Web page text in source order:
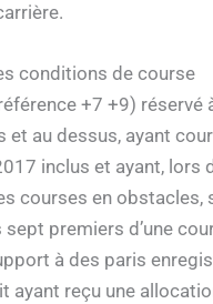
conditions de course
+7 +9) réservé
et au dessus, ayant
inclus et ayant, lors
courses en obstacles,
premiers d’une
à des paris
ayant reçu une